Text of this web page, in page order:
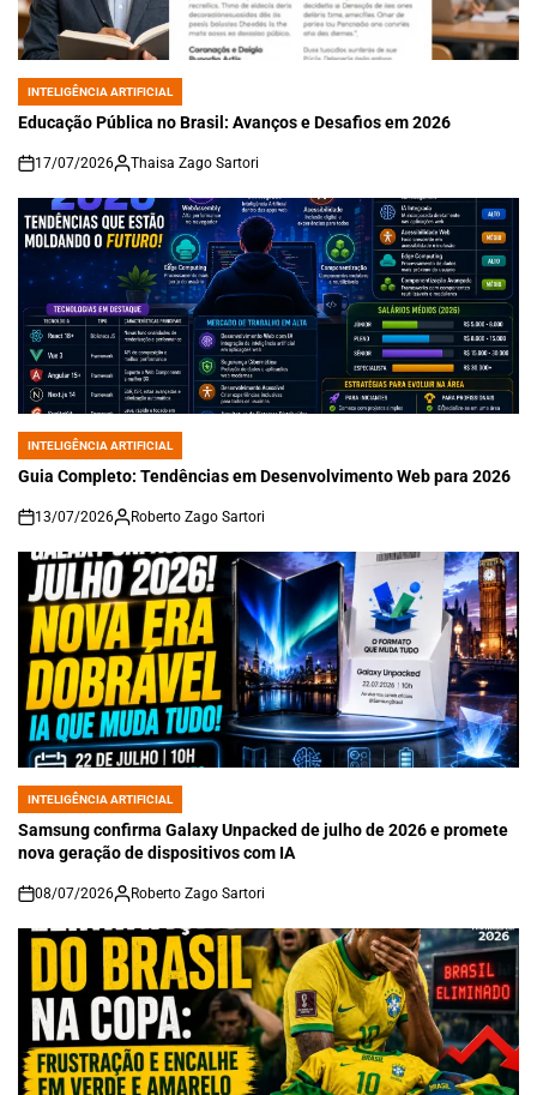
POSTED
IN
INTELIGÊNCIA ARTIFICIAL
Educação Pública no Brasil: Avanços e Desafios em 2026
on
17/07/2026 Thaisa Zago Sartori
POSTED
IN
INTELIGÊNCIA ARTIFICIAL
Guia Completo: Tendências em Desenvolvimento Web para 2026
on
13/07/2026 Roberto Zago Sartori
POSTED
IN
INTELIGÊNCIA ARTIFICIAL
Samsung confirma Galaxy Unpacked de julho de 2026 e promete
nova geração de dispositivos com IA
on
08/07/2026 Roberto Zago Sartori